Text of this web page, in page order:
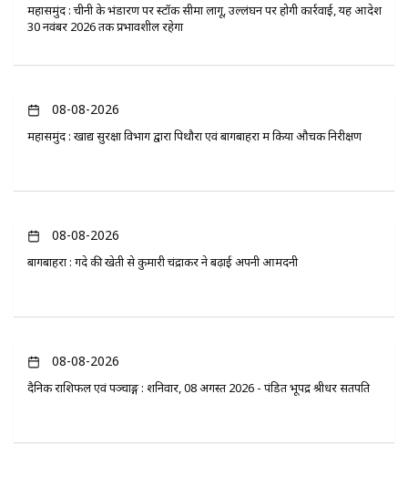
महासमुंद : चीनी के भंडारण पर स्टॉक सीमा लागू, उल्लंघन पर होगी कार्रवाई, यह आदेश
30 नवंबर 2026 तक प्रभावशील रहेगा
08-08-2026
महासमुंद : खाद्य सुरक्षा विभाग द्वारा पिथौरा एवं बागबाहरा में किया औचक निरीक्षण
08-08-2026
बागबाहरा : गेंदे की खेती से कुमारी चंद्राकर ने बढ़ाई अपनी आमदनी
08-08-2026
दैनिक राशिफल एवं पञ्चाङ्ग : शनिवार, 08 अगस्त 2026 - पंडित भूपेंद्र श्रीधर सतपति